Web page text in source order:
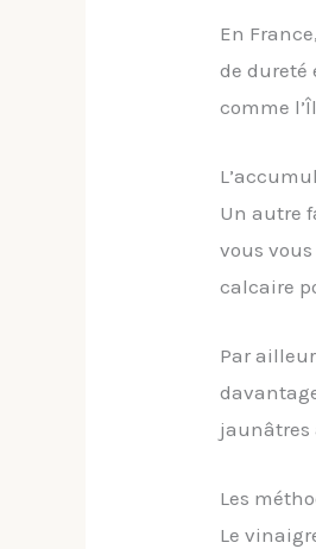
En
de dureté
comme
Un autre
vous
calcaire
Par
jaunâtres
Les
Le